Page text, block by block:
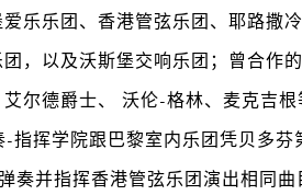
乐乐团、香港管弦乐团、耶路撒
，以及沃斯堡交响乐团；曾合作
尔德爵士、 沃伦-格林、麦克吉
指挥学院跟巴黎室内乐团凭贝多芬
奏并指挥香港管弦乐团演出相同